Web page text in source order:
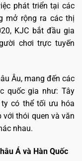
phát triển tại các
mở rộng ra các thị
KJC bắt đầu gia
chơi trực tuyến
Âu, mang đến các
quốc gia như: Tây
ty có thể tối ưu hóa
với thói quen và văn
nhau.
Á và Hàn Quốc